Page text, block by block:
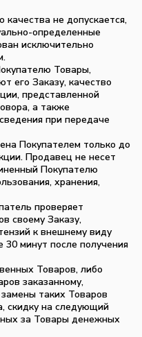
не допускается,
определенные
исключительно
Товары,
его Заказу, качество
представленной
а также
при передаче
Покупателем только до
Продавец не несет
Покупателю
хранения,
проверяет
своему Заказу,
к внешнему виду
минут после получения
Товаров, либо
заказанному,
таких Товаров
скидку на следующий
за Товары денежных